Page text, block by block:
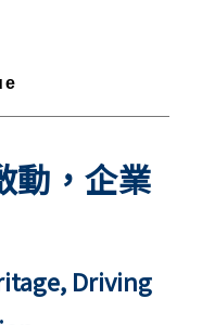
動，企業
Driving